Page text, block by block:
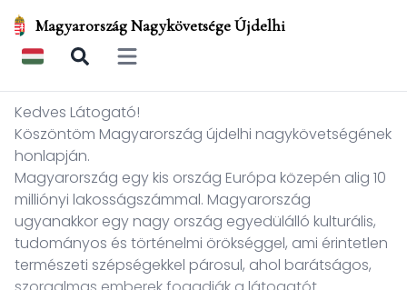
Magyarország Nagykövetsége Újdelhi
Open main menu
Kedves Látogató!
Köszöntöm Magyarország újdelhi nagykövetségének
honlapján.
Magyarország egy kis ország Európa közepén alig 10
milliónyi lakosságszámmal. Magyarország
ugyanakkor egy nagy ország egyedülálló kulturális,
tudományos és történelmi örökséggel, ami érintetlen
természeti szépségekkel párosul, ahol barátságos,